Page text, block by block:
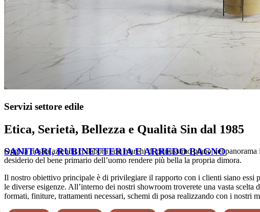
SANITARI, RUBINETTERIA E ARREDO BAGNO
Servizi settore edile
Etica, Serietà, Bellezza e Qualità Sin dal 1985
Oggi la nostra azienda collabora con marchi di primissimo piano nel
desiderio del bene primario dell’uomo rendere più bella la propria dimora.
Il nostro obiettivo principale è di privilegiare il rapporto con i clienti siano essi
le diverse esigenze. All’interno dei nostri showroom troverete una vasta
formati, finiture, trattamenti necessari, schemi di posa realizzando con i